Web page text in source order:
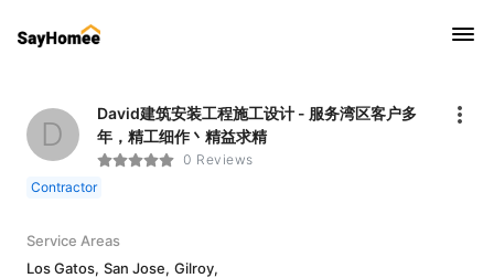
D
David建筑安装工程施工设计 - 服务湾区客户多
年，精工细作丶精益求精
0 Reviews
Contractor
Service Areas
Los Gatos, San Jose, Gilroy,